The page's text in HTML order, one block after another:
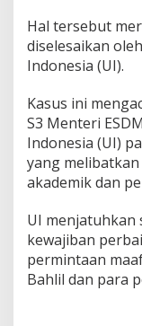
Hal tersebut
diselesaikan
Indonesia (UI).
Kasus ini
S3 Menteri
Indonesia (UI)
yang
akademik dan
UI menjatuhkan
kewajiban
permintaan
Bahlil dan para